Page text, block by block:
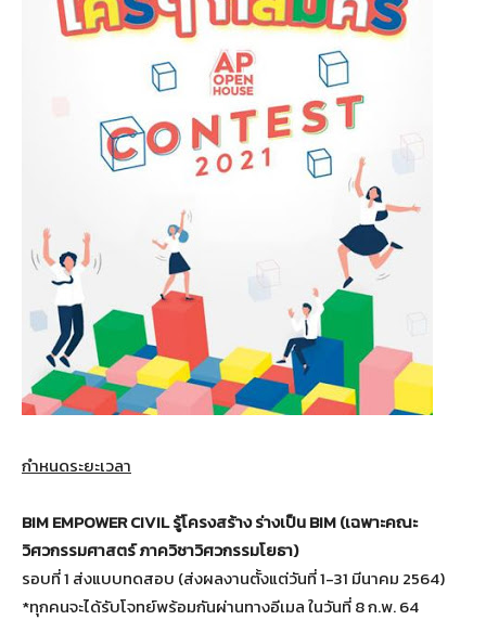
กำหนดระยะเวลา
BIM EMPOWER CIVIL รู้โครงสร้าง ร่างเป็น BIM (เฉพาะคณะ
วิศวกรรมศาสตร์ ภาควิชาวิศวกรรมโยธา)
รอบที่ 1 ส่งแบบทดสอบ (ส่งผลงานตั้งแต่วันที่ 1-31 มีนาคม 2564)
*ทุกคนจะได้รับโจทย์พร้อมกันผ่านทางอีเมล ในวันที่ 8 ก.พ. 64